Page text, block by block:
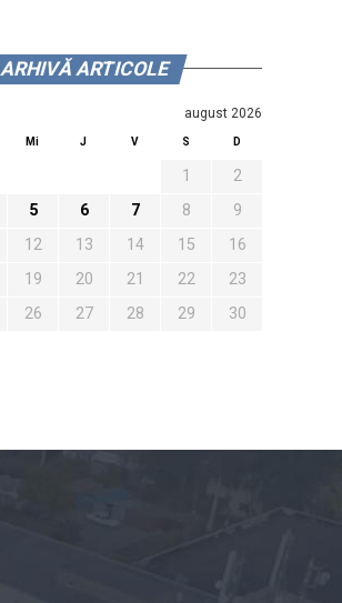
ARHIVĂ ARTICOLE
august 2026
Mi J V S D
1
2
5 6 7 8
9
12 13 14 15
16
19 20 21 22
23
26 27 28 29
30